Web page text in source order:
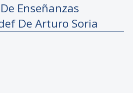
Enseñanzas
De Arturo Soria